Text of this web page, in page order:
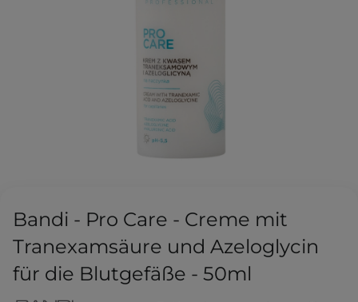
Bandi - Pro Care - Creme mit
Tranexamsäure und Azeloglycin
für die Blutgefäße - 50ml